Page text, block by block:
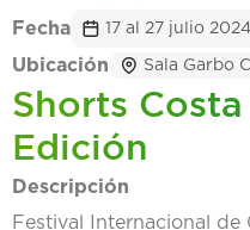
Fecha 17 al 27 julio 2024
Ubicación Sala Garbo
Shorts Costa
Edición
Descripción
Festival Internacional de